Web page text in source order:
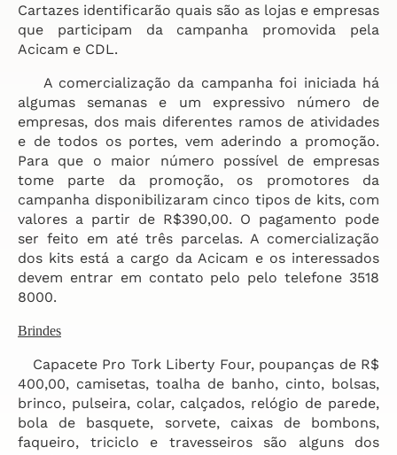
Cartazes identificarão quais são as lojas e empresas
que participam da campanha promovida pela
Acicam e CDL.
A comercialização da campanha foi iniciada há
algumas semanas e um expressivo número de
empresas, dos mais diferentes ramos de atividades
e de todos os portes, vem aderindo a promoção.
Para que o maior número possível de empresas
tome parte da promoção, os promotores da
campanha disponibilizaram cinco tipos de kits, com
valores a partir de R$390,00. O pagamento pode
ser feito em até três parcelas. A comercialização
dos kits está a cargo da Acicam e os interessados
devem entrar em contato pelo pelo telefone 3518
8000.
Brindes
Capacete Pro Tork Liberty Four, poupanças de R$
400,00, camisetas, toalha de banho, cinto, bolsas,
brinco, pulseira, colar, calçados, relógio de parede,
bola de basquete, sorvete, caixas de bombons,
faqueiro, triciclo e travesseiros são alguns dos